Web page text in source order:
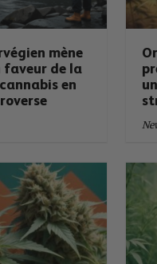
mène
faveur de la
en